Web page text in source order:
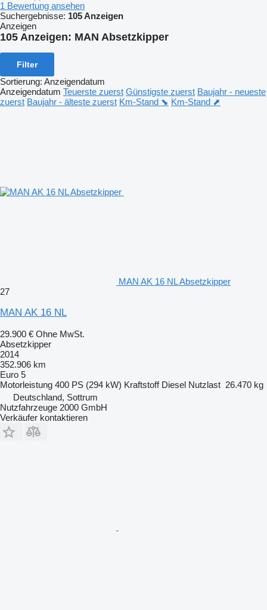
1 Bewertung ansehen
Suchergebnisse: 105 Anzeigen
Anzeigen
105 Anzeigen: MAN Absetzkipper
Filter
Sortierung: Anzeigendatum
Anzeigendatum Teuerste zuerst Günstigste zuerst Baujahr - neueste
zuerst Baujahr - älteste zuerst Km-Stand ⬊ Km-Stand ⬈
MAN AK 16 NL Absetzkipper
27
MAN AK 16 NL
29.900 € Ohne MwSt.
Absetzkipper
2014
352.906 km
Euro 5
Motorleistung 400 PS (294 kW) Kraftstoff Diesel Nutzlast 26.470 kg
Deutschland, Sottrum
Nutzfahrzeuge 2000 GmbH
Verkäufer kontaktieren